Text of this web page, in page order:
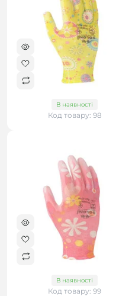
В наявності
Код товару: 98
В наявності
Код товару: 99